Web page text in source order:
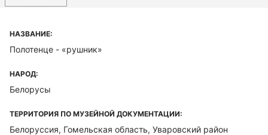
НАЗВАНИЕ:
Полотенце - «рушник»
НАРОД:
Белорусы
ТЕРРИТОРИЯ ПО МУЗЕЙНОЙ ДОКУМЕНТАЦИИ:
Белоруссия, Гомельская область, Уваровский район